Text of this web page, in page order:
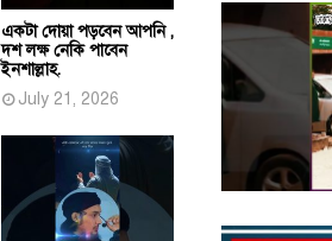
একটা দোয়া পড়বেন আপনি ,
দশ লক্ষ নেকি পাবেন
ইনশাল্লাহ.
July 21, 2026